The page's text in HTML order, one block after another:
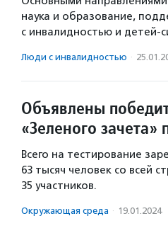
наука и образование,
с инвалидностью и детей-
Люди с инвалидностью ·
Объявлены
«Зеленого зачета»
Всего на тестирование
63 тысяч человек со всей
35 участников.
Окружающая среда · 19.01.2024